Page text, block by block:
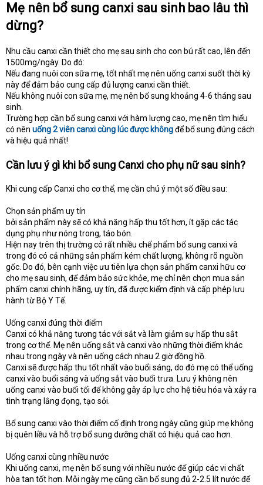
Mẹ nên bổ sung canxi sau sinh bao lâu thì
dừng?
Nhu cầu canxi cần thiết cho mẹ sau sinh cho con bú rất cao, lên đến
1500mg/ngày. Do đó:
Nếu đang nuôi con sữa mẹ, tốt nhất mẹ nên uống canxi suốt thời kỳ
này để đảm bảo cung cấp đủ lượng canxi cần thiết.
Nếu không nuôi con sữa mẹ, mẹ nên bổ sung khoảng 4-6 tháng sau
sinh.
Trường hợp cần bổ sung canxi với hàm lượng cao, mẹ nên tìm hiểu
có nên uống 2 viên canxi cùng lúc được khôngđể bổ sung đúng cách
và hiệu quả nhất!
Cần lưu ý gì khi bổ sung Canxi cho phụ nữ sau sinh?
Khi cung cấp Canxi cho cơ thể, mẹ cần chú ý một số điều sau:
Chọn sản phẩm uy tín
bởi sản phẩm này sẽ có khả năng hấp thu tốt hơn, ít gặp các tác
dụng phụ như nóng trong, táo bón.
Hiện nay trên thị trường có rất nhiều chế phẩm bổ sung canxi và
trong đó có cả những sản phẩm kém chất lượng, không rõ nguồn
gốc. Do đó, bên cạnh việc ưu tiên lựa chọn sản phẩm canxi hữu cơ
cho mẹ sau sinh, để đảm bảo sức khỏe, mẹ chỉ nên chọn mua sản
phẩm canxi chính hãng, uy tín, đã được kiểm định và cấp phép lưu
hành từ Bộ Y Tế.
Uống canxi đúng thời điểm
Canxi có khả năng tương tác với sắt và làm giảm sự hấp thu sắt
trong cơ thể. Mẹ nên uống sắt và canxi vào những thời điểm khác
nhau trong ngày và nên uống cách nhau 2 giờ đồng hồ.
Canxi sẽ được hấp thu tốt nhất vào buổi sáng, do đó mẹ có thể uống
canxi vào buổi sáng và uống sắt vào buổi trưa. Lưu ý không nên
uống canxi vào buổi tối để không gây áp lực cho hệ tiêu hóa và xảy ra
tình trạng lắng đọng, tạo sỏi.
Bổ sung canxi vào thời điểm cố định trong ngày cũng giúp mẹ không
bị quên liều và hỗ trợ bổ sung dưỡng chất có hiệu quả cao hơn.
Uống canxi cùng nhiều nước
Khi uống canxi, mẹ nên bổ sung với nhiều nước để giúp các vi chất
hòa tan tốt hơn. Mỗi ngày mẹ cũng cần bổ sung đủ 2-2.5 lít nước để